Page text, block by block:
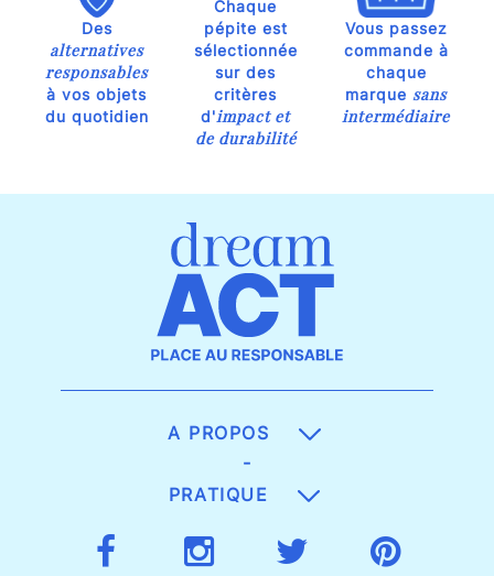
Des
alternatives
responsables
à vos objets
du quotidien
Chaque
pépite est
sélectionnée
sur des
critères
d'impact et
de durabilité
Vous passez
commande à
chaque
marque sans
intermédiaire
A PROPOS
-
PRATIQUE